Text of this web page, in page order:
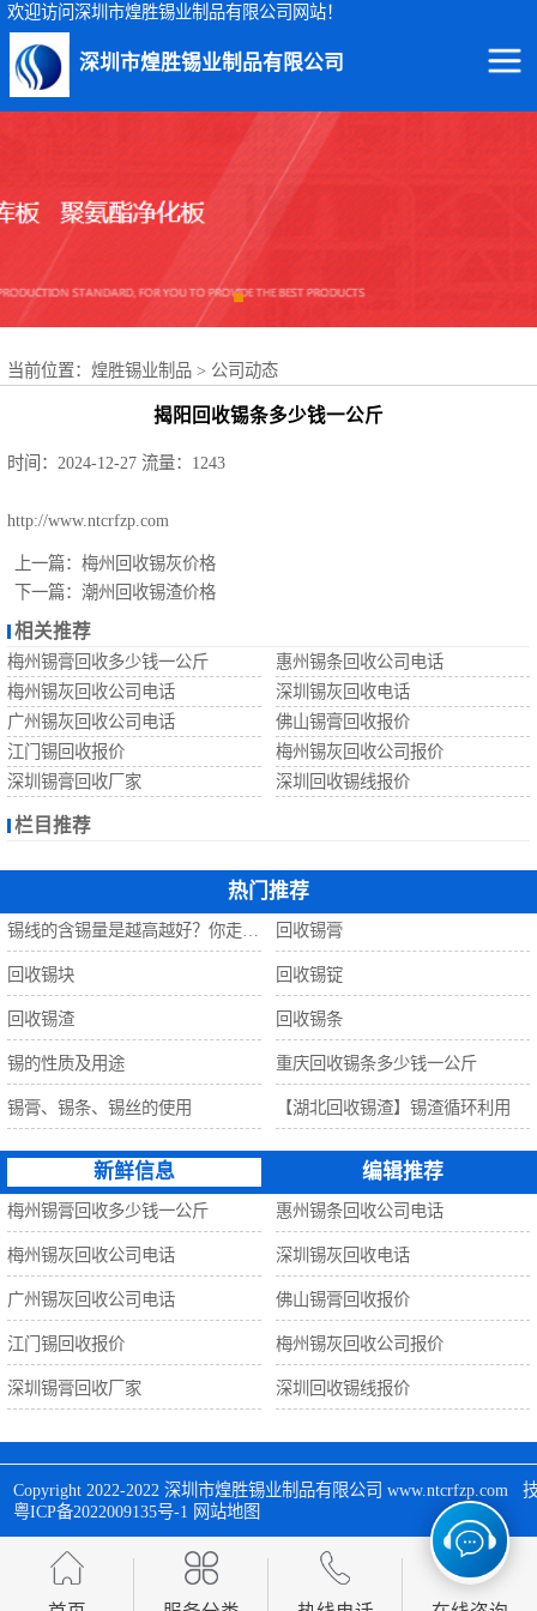
欢迎访问深圳市煌胜锡业制品有限公司网站！
深圳市煌胜锡业制品有限公司
当前位置： 煌胜锡业制品 > 公司动态
揭阳回收锡条多少钱一公斤
时间：2024-12-27 流量：1243
http://www.ntcrfzp.com
上一篇： 梅州回收锡灰价格
下一篇： 潮州回收锡渣价格
相关推荐
梅州锡膏回收多少钱一公斤
惠州锡条回收公司电话
梅州锡灰回收公司电话
深圳锡灰回收电话
广州锡灰回收公司电话
佛山锡膏回收报价
江门锡回收报价
梅州锡灰回收公司报价
深圳锡膏回收厂家
深圳回收锡线报价
栏目推荐
热门推荐
回收锡膏
回收锡块 回收锡锭
回收锡渣 回收锡条
锡的性质及用途 重庆回收锡条多少钱一公斤
锡膏、锡条、锡丝的使用 【湖北回收锡渣】锡渣循环利用
新鲜信息 编辑推荐
梅州锡膏回收多少钱一公斤 惠州锡条回收公司电话
梅州锡灰回收公司电话 深圳锡灰回收电话
广州锡灰回收公司电话 佛山锡膏回收报价
江门锡回收报价 梅州锡灰回收公司报价
深圳锡膏回收厂家 深圳回收锡线报价
Copyright 2022-2022 深圳市煌胜锡业制品有限公司 www.ntcrfzp.com
粤ICP备2022009135号-1 网站地图
回收锡条
回收锡膏
回收锡锭
回收锡珠
回收锡